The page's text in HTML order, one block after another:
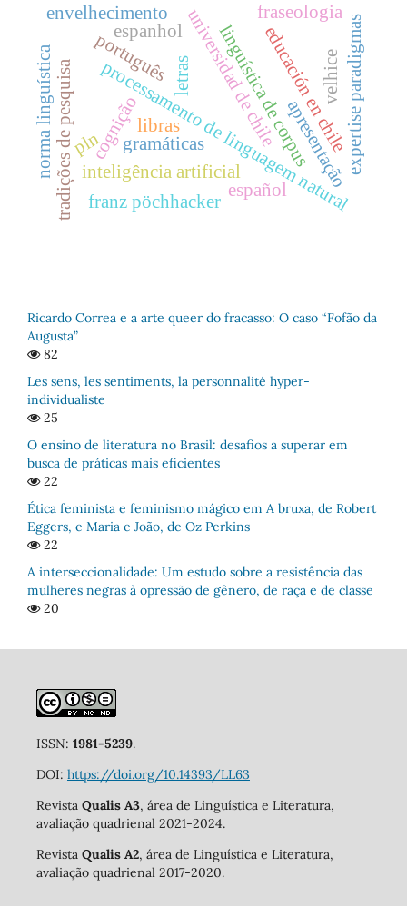
linguística de corpus
processamento de linguagem natural
inteligência artificial
letras
apresentação
cognição expertise paradigmas
tradições de pesquisa educación en chile
gramáticasuniversidad de chile
español
norma linguística português
espanhol
franz pöchhacker
libras
fraseologia
pln
envelhecimento
velhice
Ricardo Correa e a arte queer do fracasso: O caso “Fofão da
Augusta”
82
Les sens, les sentiments, la personnalité hyper-
individualiste
25
O ensino de literatura no Brasil: desafios a superar em
busca de práticas mais eficientes
22
Ética feminista e feminismo mágico em A bruxa, de Robert
Eggers, e Maria e João, de Oz Perkins
22
A interseccionalidade: Um estudo sobre a resistência das
mulheres negras à opressão de gênero, de raça e de classe
20
ISSN: 1981-5239.
DOI: https://doi.org/10.14393/LL63
Revista Qualis A3, área de Linguística e Literatura,
avaliação quadrienal 2021-2024.
Revista Qualis A2, área de Linguística e Literatura,
avaliação quadrienal 2017-2020.